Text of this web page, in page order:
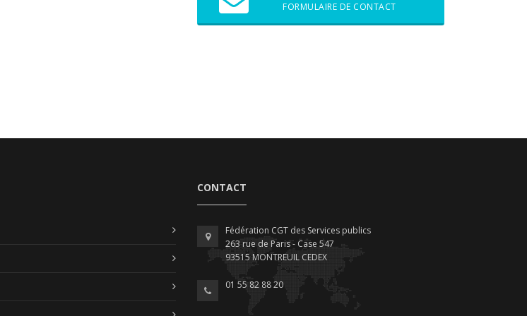
FORMULAIRE DE CONTACT
CONTACT
Fédération CGT des Services publics
263 rue de Paris - Case 547
93515 MONTREUIL CEDEX
01 55 82 88 20